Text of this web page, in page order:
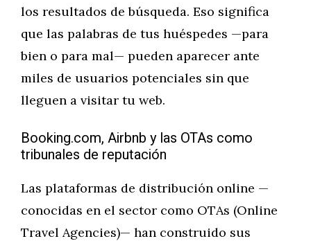
los resultados de búsqueda. Eso significa
que las palabras de tus huéspedes —para
bien o para mal— pueden aparecer ante
miles de usuarios potenciales sin que
lleguen a visitar tu web.
Booking.com, Airbnb y las OTAs como
tribunales de reputación
Las plataformas de distribución online —
conocidas en el sector como OTAs (Online
Travel Agencies)— han construido sus